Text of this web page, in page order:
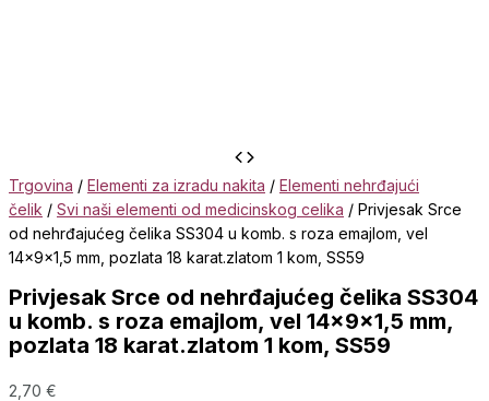
Trgovina / Elementi za izradu nakita / Elementi nehrđajući
čelik / Svi naši elementi od medicinskog celika / Privjesak Srce
od nehrđajućeg čelika SS304 u komb. s roza emajlom, vel
14x9x1,5 mm, pozlata 18 karat.zlatom 1 kom, SS59
Privjesak Srce od nehrđajućeg čelika SS304
u komb. s roza emajlom, vel 14x9x1,5 mm,
pozlata 18 karat.zlatom 1 kom, SS59
2,70 €